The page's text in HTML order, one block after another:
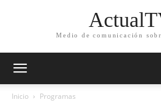
Medio de comunicación
Inicio Programas